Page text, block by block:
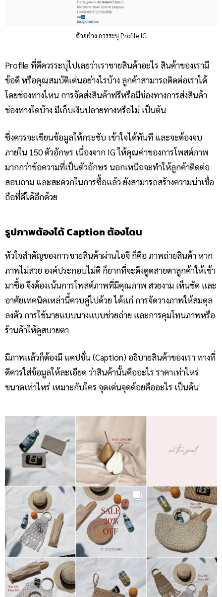
ตัวอย่าง การระบุ Profile IG
Profile ที่ดีควรระบุไปเลยว่าเราขายสินค้าอะไร สินค้าของเรามี
ข้อดี หรือคุณสมบัติเด่นอย่างไรบ้าง ลูกค้าสามารถติดต่อเราได้
โดยช่องทางไหน การจัดส่งสินค้าฟรีหรือมีช่องทางการส่งสินค้า
ช่องทางใดบ้าง มีเก็บเงินปลายทางหรือไม่ เป็นต้น
ซึ่งควรจะเขียนข้อมูลให้กระชับ เข้าใจได้ทันที และจะต้องจบ
ภายใน 150 ตัวอักษร เนื่องจาก IG ให้คุณค่าของการโพสต์ภาพ
มากกว่าข้อความที่เป็นตัวอักษร นอกเหนือจะทำให้ลูกค้าติดต่อ
สอบถาม และสะดวกในการซื้อแล้ว ยังสามารถสร้างความน่าเชื่อ
ถือที่ดีได้อีกด้วย
รูปภาพต้องได้ Caption ต้องโดน
หัวใจสำคัญของการขายสินค้าผ่านไอจี ก็คือ ภาพถ่ายสินค้า หาก
ภาพไม่สวย องค์ประกอบไม่ดี ก็ยากที่จะดึงดูดสายตาลูกค้าให้เข้า
มาซื้อ จึงต้องเน้นการโพสต์ภาพที่มีคุณภาพ สวยงาม เห็นชัด และ
อาศัยเทคนิคเหล่านี้ควบคู่ไปด้วย ได้แก่ การจัดวางภาพให้สมดุล
ลงตัว การใช้นายแบบนางแบบช่วยถ่าย และการคุมโทนภาพหรือ
ร้านค้าให้ดูสบายตา
มีภาพแล้วก็ต้องมี แคปชั่น (Caption) อธิบายสินค้าของเรา ทางที่
ดีควรใส่ข้อมูลให้ละเอียด ว่าสินค้านั้นคืออะไร ราคาเท่าไหร่
ขนาดเท่าไหร่ เหมาะกับใคร จุดเด่นจุดด้อยคืออะไร เป็นต้น